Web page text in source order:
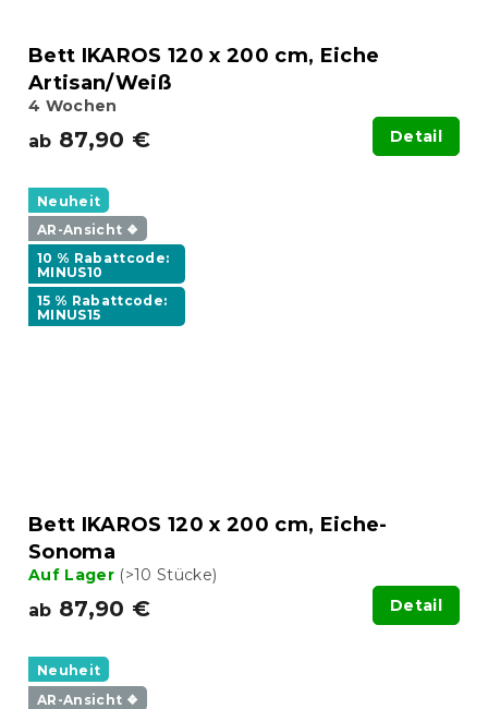
Bett IKAROS 120 x 200 cm, Eiche
Artisan/Weiß
4 Wochen
ab 87,90 € Detail
Neuheit
AR-Ansicht ❖
10 % Rabattcode:
MINUS10
15 % Rabattcode:
MINUS15
Bett IKAROS 120 x 200 cm, Eiche-
Sonoma
Auf Lager (>10 Stücke)
ab 87,90 € Detail
Neuheit
AR-Ansicht ❖